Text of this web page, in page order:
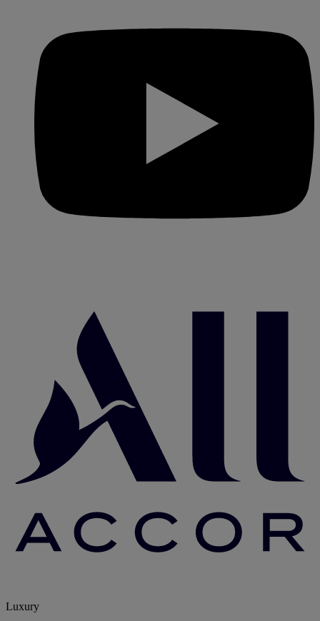
Luxury